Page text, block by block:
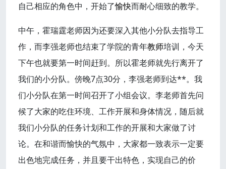
自己相应的角色中，开始了愉快而耐心细致的教学。
中午，霍瑞霆老师因为还要深入其他小分队去指导工
作，而李强老师也结束了学院的青年教师培训，今天
下午也就要第一时间赶到。所以霍老师就先行离开了
我们的小分队。傍晚7点30分，李强老师到达**。我
们小分队在第一时间召开了小组会议。李老师首先问
候了大家的吃住环境、工作开展和身体情况，随后就
我们小分队的任务计划和工作的开展和大家做了讨
论。在和谐而愉快的气氛中，大家都一致表示一定要
出色地完成任务，并且要干出特色，实现自己的价